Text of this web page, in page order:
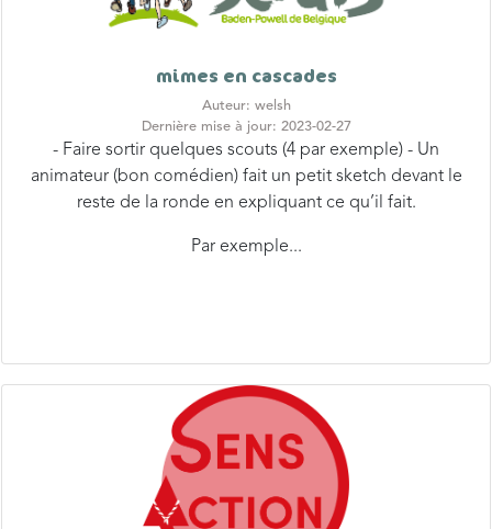
Auteur: welsh
- Faire sortir quelques scouts (4 par exemple) - Un
animateur (bon comédien) fait un petit sketch devant le
reste de la ronde en expliquant ce qu’il fait.
Par exemple...